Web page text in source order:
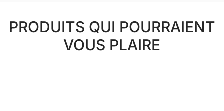
PRODUITS QUI POURRAIENT
VOUS PLAIRE